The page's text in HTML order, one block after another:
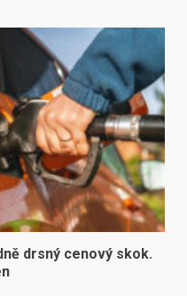
drsný cenový skok.